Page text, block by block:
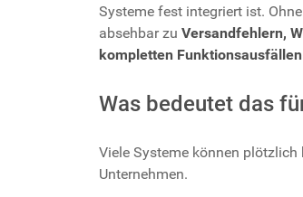
Systeme fest integriert ist.
absehbar zu Versandfehlern,
kompletten Funktionsausfällen
Was bedeutet das
Viele Systeme können
Unternehmen.